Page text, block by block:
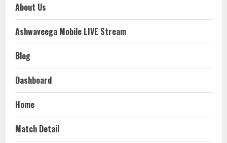
About Us
Ashwaveega Mobile LIVE Stream
Blog
Dashboard
Home
Match Detail